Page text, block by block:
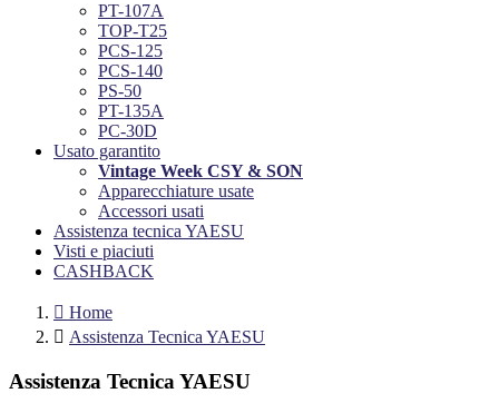
PT-107A
TOP-T25
PCS-125
PCS-140
PS-50
PT-135A
PC-30D
Usato garantito
Vintage Week CSY & SON
Apparecchiature usate
Accessori usati
Assistenza tecnica YAESU
Visti e piaciuti
CASHBACK
 Home
 Assistenza Tecnica YAESU
Assistenza Tecnica YAESU